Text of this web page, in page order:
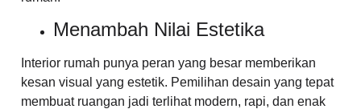
Menambah Nilai Estetika
Interior rumah punya peran yang besar memberikan
kesan visual yang estetik. Pemilihan desain yang tepat
membuat ruangan jadi terlihat modern, rapi, dan enak